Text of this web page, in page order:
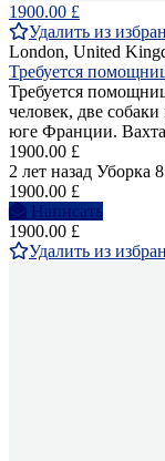
1900.00 £
Удалить из
London, United
Требуется
Требуется
человек, две
юге Франции. Вахта
1900.00 £
2 лет назад Уборка
1900.00 £
Написать
1900.00 £
Удалить из